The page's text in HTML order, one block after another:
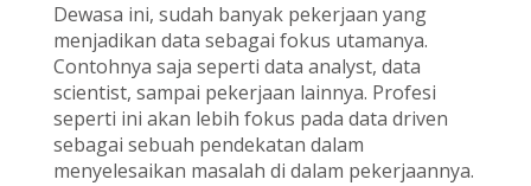
Dewasa ini, sudah banyak pekerjaan yang
menjadikan data sebagai fokus utamanya.
Contohnya saja seperti data analyst, data
scientist, sampai pekerjaan lainnya. Profesi
seperti ini akan lebih fokus pada data driven
sebagai sebuah pendekatan dalam
menyelesaikan masalah di dalam pekerjaannya.